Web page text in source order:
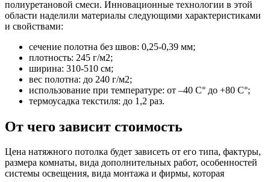
полиуретановой смеси. Инновационные технологии в этой
области наделили материалы следующими характеристиками
и свойствами:
сечение полотна без швов: 0,25-0,39 мм;
плотность: 245 г/м2;
ширина: 310-510 см;
вес полотна: до 240 г/м2;
использование при температуре: от –40 С° до +80 С°;
термоусадка текстиля: до 1,2 раз.
От чего зависит стоимость
Цена натяжного потолка будет зависеть от его типа, фактуры,
размера комнаты, вида дополнительных работ, особенностей
системы освещения, вида монтажа и фирмы, которая